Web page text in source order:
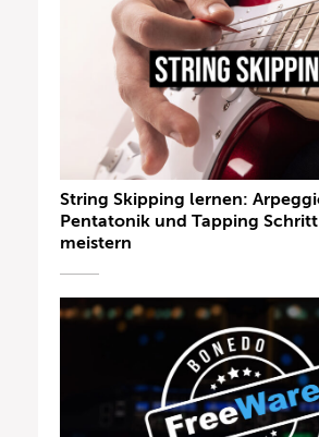
String Skipping lernen:
Pentatonik und Tapping
meistern